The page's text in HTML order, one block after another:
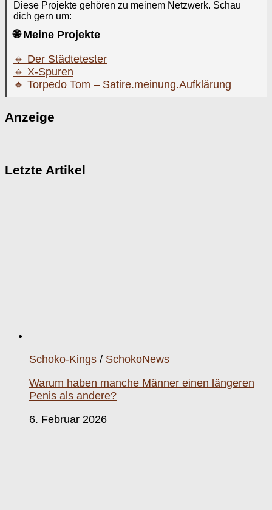
Diese Projekte gehören zu meinem Netzwerk. Schau
dich gern um:
🌐 Meine Projekte
🔸 Der Städtetester
🔸 X-Spuren
🔸 Torpedo Tom – Satire.meinung.Aufklärung
Anzeige
Letzte Artikel
Schoko-Kings / SchokoNews
Warum haben manche Männer einen längeren
Penis als andere?
6. Februar 2026